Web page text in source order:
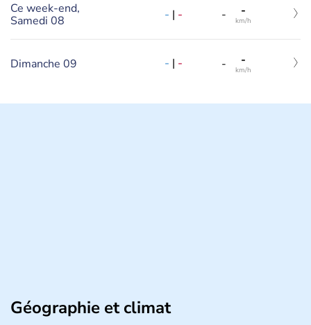
Ce week-end,
Samedi 08
- | - - -
km/h
Dimanche 09 - | - - -
km/h
Géographie et climat